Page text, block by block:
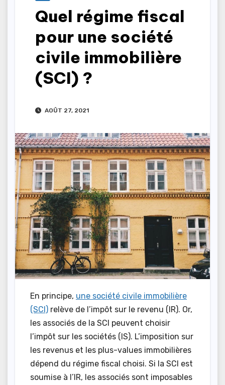
Quel régime fiscal
pour une société
civile immobilière
(SCI) ?
AOÛT 27, 2021
En principe, une société civile immobilière
(SCI) relève de l’impôt sur le revenu (IR). Or,
les associés de la SCI peuvent choisir
l’impôt sur les sociétés (IS). L’imposition sur
les revenus et les plus-values immobilières
dépend du régime fiscal choisi. Si la SCI est
soumise à l’IR, les associés sont imposables